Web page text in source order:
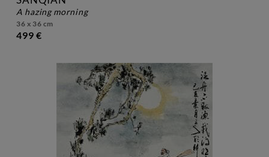
a hazing morning
36 x 36 cm
499 €